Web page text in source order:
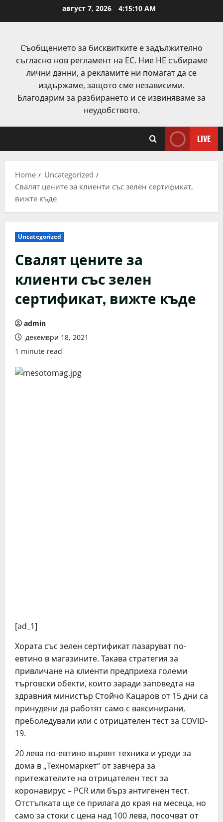
август 7, 2026 4:15:11 AM
Съобщението за бисквитките е задължително
съгласно нов регламент на ЕС. Ние НЕ събираме
лични данни, а рекламите ни помагат да се
издържаме, защото сме независими.
Благодарим за разбирането и се извиняваме за
неудобството.
LIVE
Home
Uncategorized
Свалят цените за клиенти със зелен сертификат,
вижте къде
Uncategorized
Свалят цените за
клиенти със зелен
сертификат, вижте къде
admin
декември 18, 2021
1 minute read
[ad_1]
Хората със зелен сертификат пазаруват по-
евтино в магазините. Такава стратегия за
привличане на клиенти предприеха големи
търговски обекти, които заради заповедта на
здравния министър Стойчо Кацаров от 15 дни са
принудени да работят само с ваксинирани,
преболедували или с отрицателен тест за COVID-
19.
20 лева по-евтино вървят техника и уреди за
дома в „Техномаркет“ от завчера за
притежателите на отрицателен тест за
коронавирус – PCR или бърз антигенен тест.
Отстъпката ще се прилага до края на месеца, но
само за стоки с цена над 100 лева, посочват от